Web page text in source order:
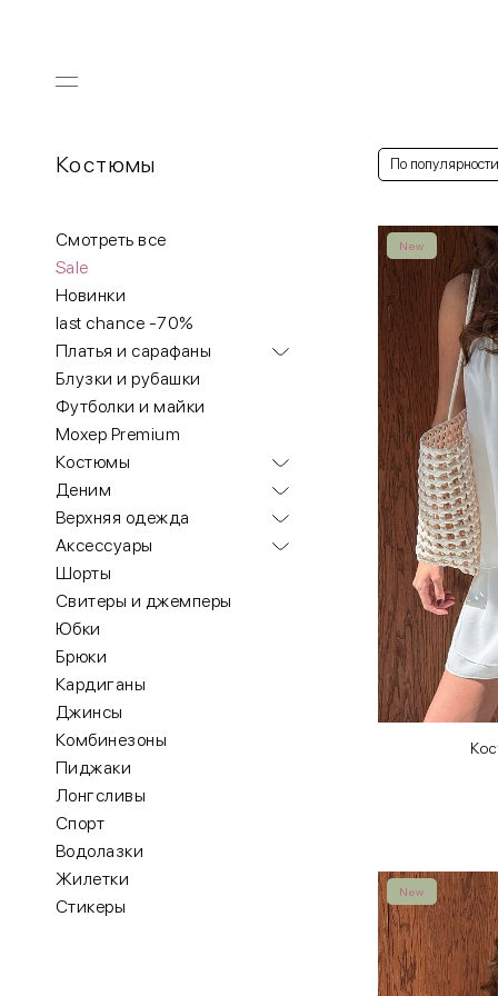
Костюмы По популярности
Смотреть все
Sale
Новинки
last chance -70%
Платья и сарафаны
Блузки и рубашки
Футболки и майки
Мохер Premium
Костюмы
Деним
Верхняя одежда
Аксессуары
Шорты
Свитеры и джемперы
Юбки
Брюки
Кардиганы
Джинсы
Комбинезоны
Пиджаки
Лонгсливы
Спорт
Водолазки
Жилетки
Стикеры
New
New